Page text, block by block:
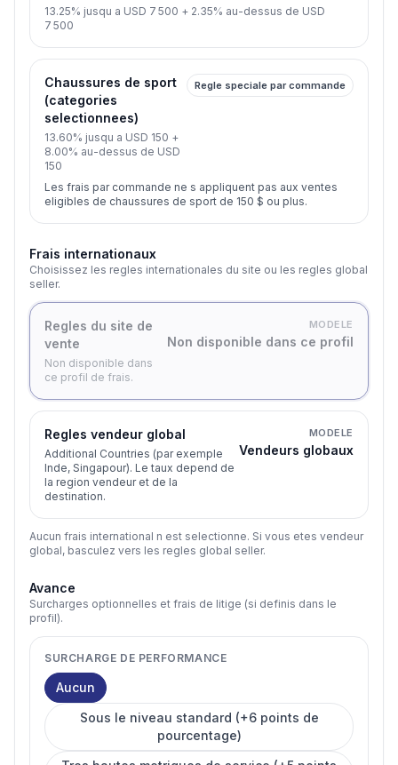
13.25% jusqu a USD 7 500 + 2.35% au-dessus de USD
7 500
Chaussures de sport
(categories
selectionnees)
13.60% jusqu a USD 150 +
8.00% au-dessus de USD
150
Regle speciale par commande
Les frais par commande ne s appliquent pas aux ventes
eligibles de chaussures de sport de 150 $ ou plus.
Frais internationaux
Choisissez les regles internationales du site ou les regles global
seller.
Regles du site de
vente
Non disponible dans
ce profil de frais.
MODELE
Non disponible dans ce profil
Regles vendeur global
Additional Countries (par exemple
Inde, Singapour). Le taux depend de
la region vendeur et de la
destination.
MODELE
Vendeurs globaux
Aucun frais international n est selectionne. Si vous etes vendeur
global, basculez vers les regles global seller.
Avance
Surcharges optionnelles et frais de litige (si definis dans le
profil).
SURCHARGE DE PERFORMANCE
Aucun
Sous le niveau standard (+6 points de
pourcentage)